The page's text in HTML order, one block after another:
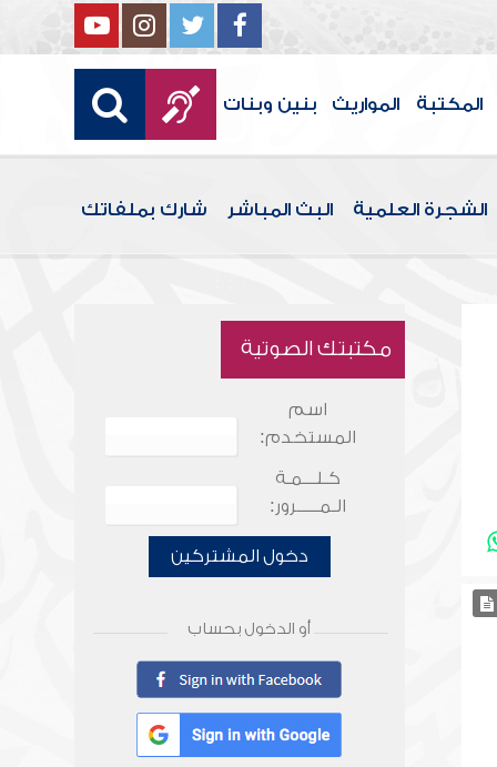
المكتبة المواريث بنين وبنات
الشجرة العلمية البث المباشر شارك بملفاتك
مكتبتك الصوتية
اسم
المستخدم:
كـلـــمـة
الـمـــــرور:
دخول المشتركين
أو الدخول بحساب